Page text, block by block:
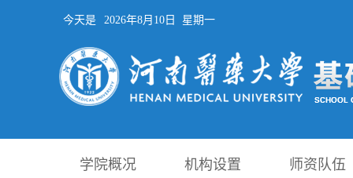
今天是 2026年8月10日 星期一
学院概况 机构设置 师资队伍